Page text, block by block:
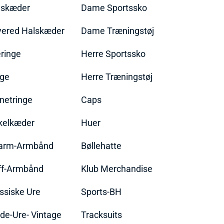
Halskæder
Armbånd
Armbånd
Ure
Ure- Vintage
Dame Sportssko
Dame Træningstøj
Herre Sportssko
Herre Træningstøj
Caps
Huer
Bøllehatte
Klub Merchandise
Sports-BH
Tracksuits